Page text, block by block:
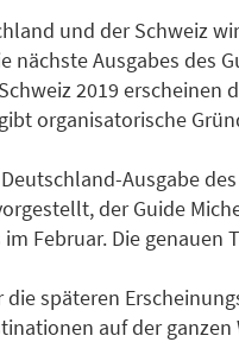
und der Schweiz
nächste Ausgabes des
2019 erscheinen
organisatorische
Ausgabe
der Guide
Februar. Die genauen
die späteren
auf der